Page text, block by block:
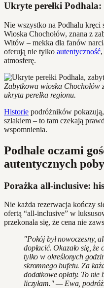
Ukryte perełki
Nie wszystko na Podhalu kręci
Wioska Chochołów, znana z
Witów – mekka dla fanów
oferują nie tylko autentyczność
atmosferę.
Zabytkowa wioska Chochołów
ukryta perełka regionu.
Historie podróżników
szlakiem – to tam czekają
wspomnienia.
Podhale oczami
autentycznych
Porażka all-inclusive:
Nie każda rezerwacja kończy
ofertą “all-inclusive” w
przekonała się, że cena nie
"Pokój był nowoczesny,
dopłacić. Okazało się, że
tylko w określonych
skromnego bufetu. Za
dodatkowe opłaty. To nie
liczyłam." — Ewa,